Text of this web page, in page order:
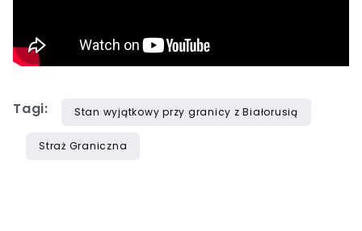
Tagi: Stan wyjątkowy przy granicy z Białorusią
Straż Graniczna